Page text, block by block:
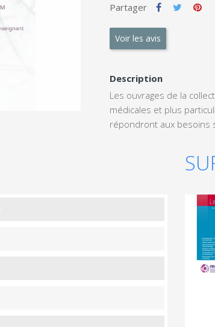
Partager
Voir les avis
Description
Les ouvrages de la
médicales et plus
répondront aux besoins